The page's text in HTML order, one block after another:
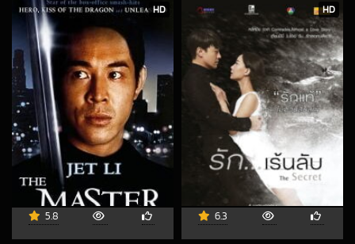
2023-03-05 UTC
HD
5.8
HD
6.3